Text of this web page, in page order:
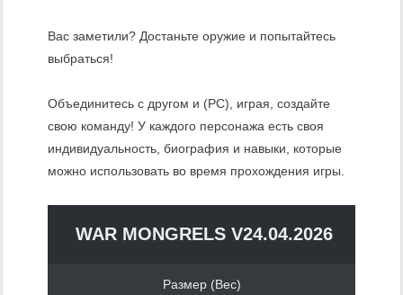
Вас заметили? Достаньте оружие и попытайтесь
выбраться!
Объединитесь с другом и (PC), играя, создайте
свою команду! У каждого персонажа есть своя
индивидуальность, биография и навыки, которые
можно использовать во время прохождения игры.
WAR MONGRELS V24.04.2026
Размер (Вес)